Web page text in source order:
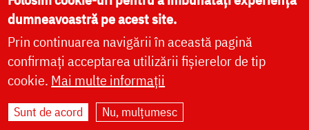
LIVE
Site dezvoltat deDOXOLOGIA MEDIA
dumneavoastră pe acest site.
Prin continuarea navigării în această pagină
confirmați acceptarea utilizării fișierelor de tip
cookie. Mai multe informații
Sunt de acord Nu, mulțumesc